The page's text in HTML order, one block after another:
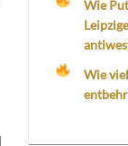
Wie
Wie